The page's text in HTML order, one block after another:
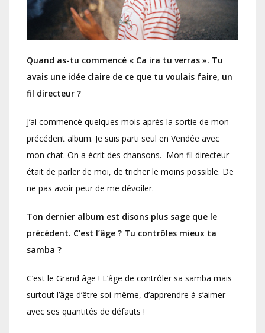
Quand as-tu commencé « Ca ira tu verras ». Tu
avais une idée claire de ce que tu voulais faire, un
fil directeur ?
J’ai commencé quelques mois après la sortie de mon
précédent album. Je suis parti seul en Vendée avec
mon chat. On a écrit des chansons. Mon fil directeur
était de parler de moi, de tricher le moins possible. De
ne pas avoir peur de me dévoiler.
Ton dernier album est disons plus sage que le
précédent. C’est l’âge ? Tu contrôles mieux ta
samba ?
C’est le Grand âge ! L’âge de contrôler sa samba mais
surtout l’âge d’être soi-même, d’apprendre à s’aimer
avec ses quantités de défauts !